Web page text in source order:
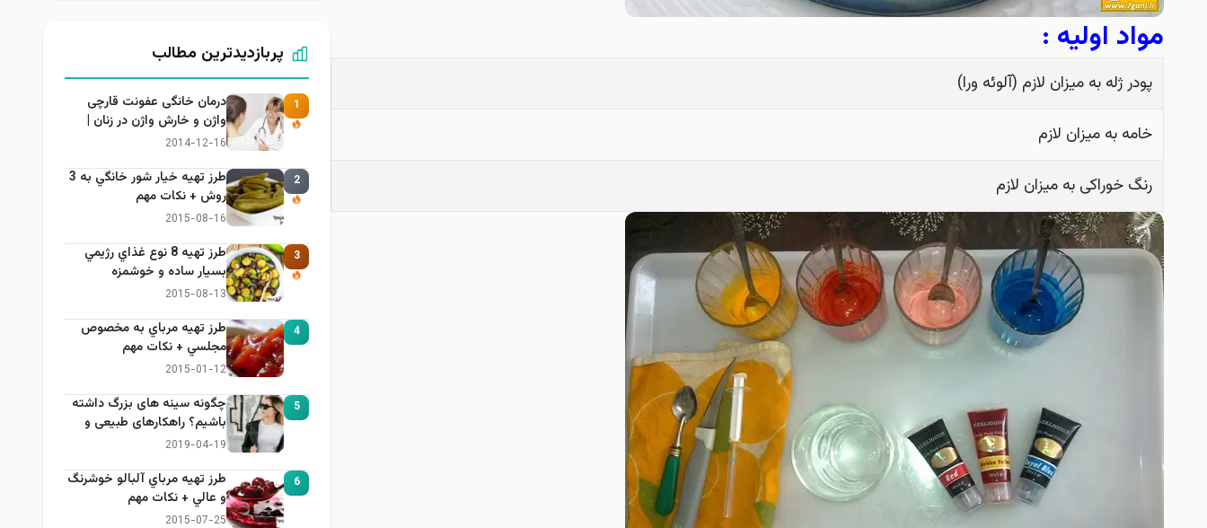
مواد اولیه :
پودر ژله به میزان لازم (آلوئه ورا)
خامه به میزان لازم
رنگ خوراكی به میزان لازم
پربازدیدترین مطالب
1
درمان خانگی عفونت قارچی
واژن و خارش واژن در زنان |
راهنمای کامل، ایمن و کاربردی
2014-12-16
2
طرز تهيه خیار شور خانگي به 3
روش + نكات مهم
2015-08-16
3
طرز تهيه 8 نوع غذاي رژيمي
بسيار ساده و خوشمزه
2015-08-13
4
طرز تهيه مرباي به مخصوص
مجلسي + نكات مهم
2015-01-12
5
چگونه سینه های بزرگ داشته
باشیم؟ راهکارهای طبیعی و
خانگی برای بزرگ کردن سینه
2019-04-19
6
طرز تهيه مرباي آلبالو خوشرنگ
و عالي + نكات مهم
2015-07-25